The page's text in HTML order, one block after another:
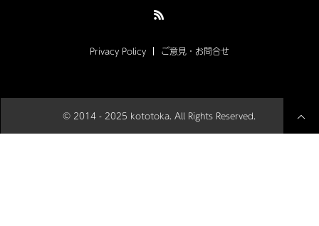
Privacy Policy ご意見・お問合せ
© 2014 - 2025 kototoka. All Rights Reserved.